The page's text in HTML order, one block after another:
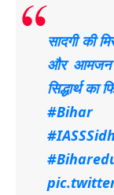
सादगी की
और आमजन
सिद्धार्थ
#Bihar